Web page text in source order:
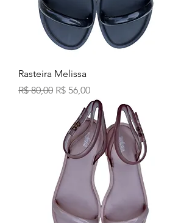
Rasteira Melissa
Preço normal
R$ 80,00 Preço promocional
R$ 56,00